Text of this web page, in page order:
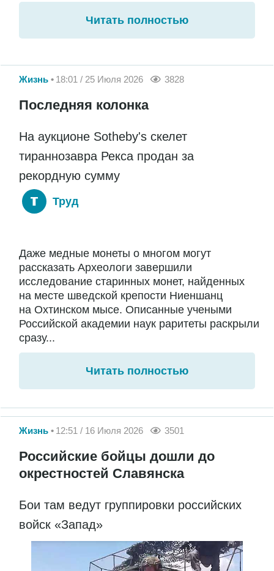
Читать полностью
Жизнь 18:01 / 25 Июля 2026 3828
Последняя колонка
На аукционе Sotheby's скелет
тираннозавра Рекса продан за
рекордную сумму
Труд
Даже медные монеты о многом могут
рассказать Археологи завершили
исследование старинных монет, найденных
на месте шведской крепости Ниеншанц
на Охтинском мысе. Описанные учеными
Российской академии наук раритеты раскрыли
сразу...
Читать полностью
Жизнь 12:51 / 16 Июля 2026 3501
Российские бойцы дошли до
окрестностей Славянска
Бои там ведут группировки российских
войск «Запад»